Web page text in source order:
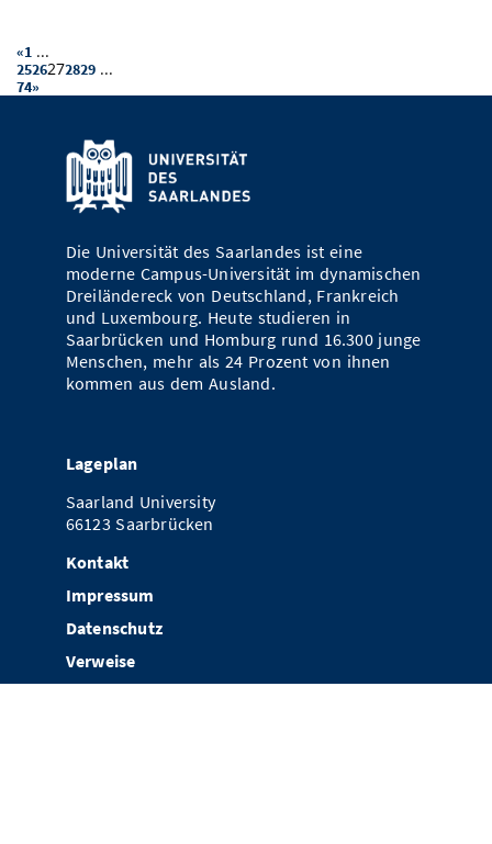
«1 ...
2526272829 ...
74»
Die Universität des Saarlandes ist eine
moderne Campus-Universität im dynamischen
Dreiländereck von Deutschland, Frankreich
und Luxembourg. Heute studieren in
Saarbrücken und Homburg rund 16.300 junge
Menschen, mehr als 24 Prozent von ihnen
kommen aus dem Ausland.
Lageplan
Saarland University
66123 Saarbrücken
Kontakt
Impressum
Datenschutz
Verweise